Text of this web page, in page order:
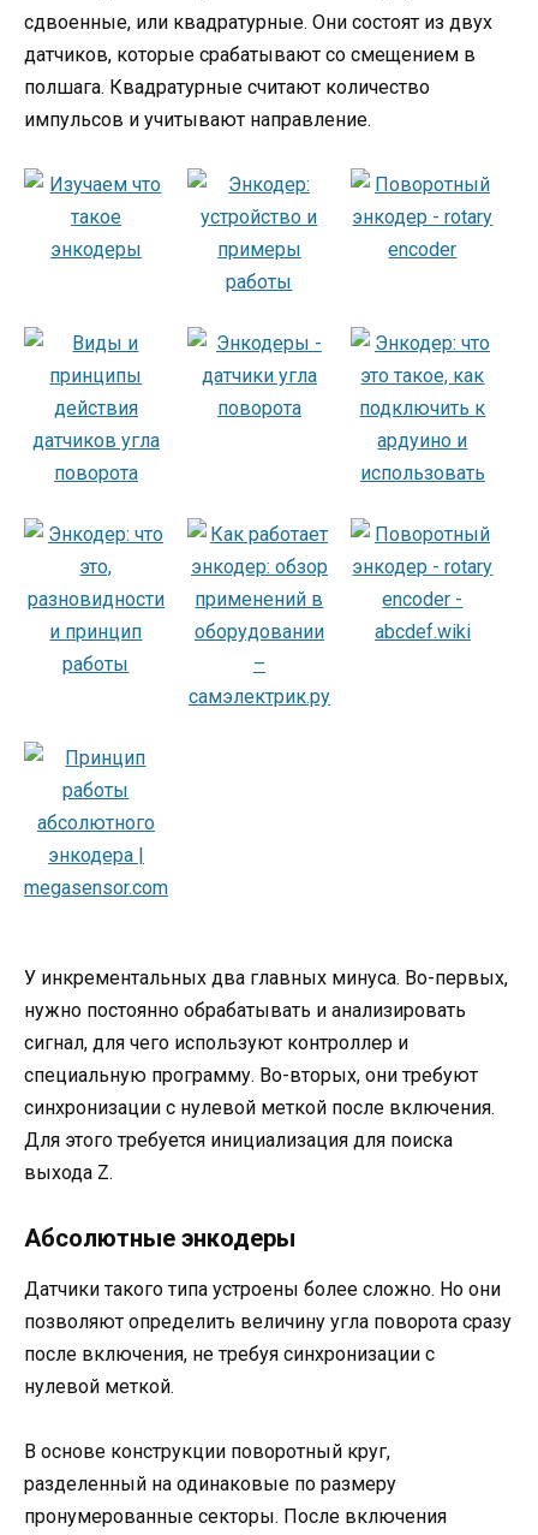
сдвоенные, или квадратурные. Они состоят из двух
датчиков, которые срабатывают со смещением в
полшага. Квадратурные считают количество
импульсов и учитывают направление.
У инкрементальных два главных минуса. Во-первых,
нужно постоянно обрабатывать и анализировать
сигнал, для чего используют контроллер и
специальную программу. Во-вторых, они требуют
синхронизации с нулевой меткой после включения.
Для этого требуется инициализация для поиска
выхода Z.
Абсолютные энкодеры
Датчики такого типа устроены более сложно. Но они
позволяют определить величину угла поворота сразу
после включения, не требуя синхронизации с
нулевой меткой.
В основе конструкции поворотный круг,
разделенный на одинаковые по размеру
пронумерованные секторы. После включения